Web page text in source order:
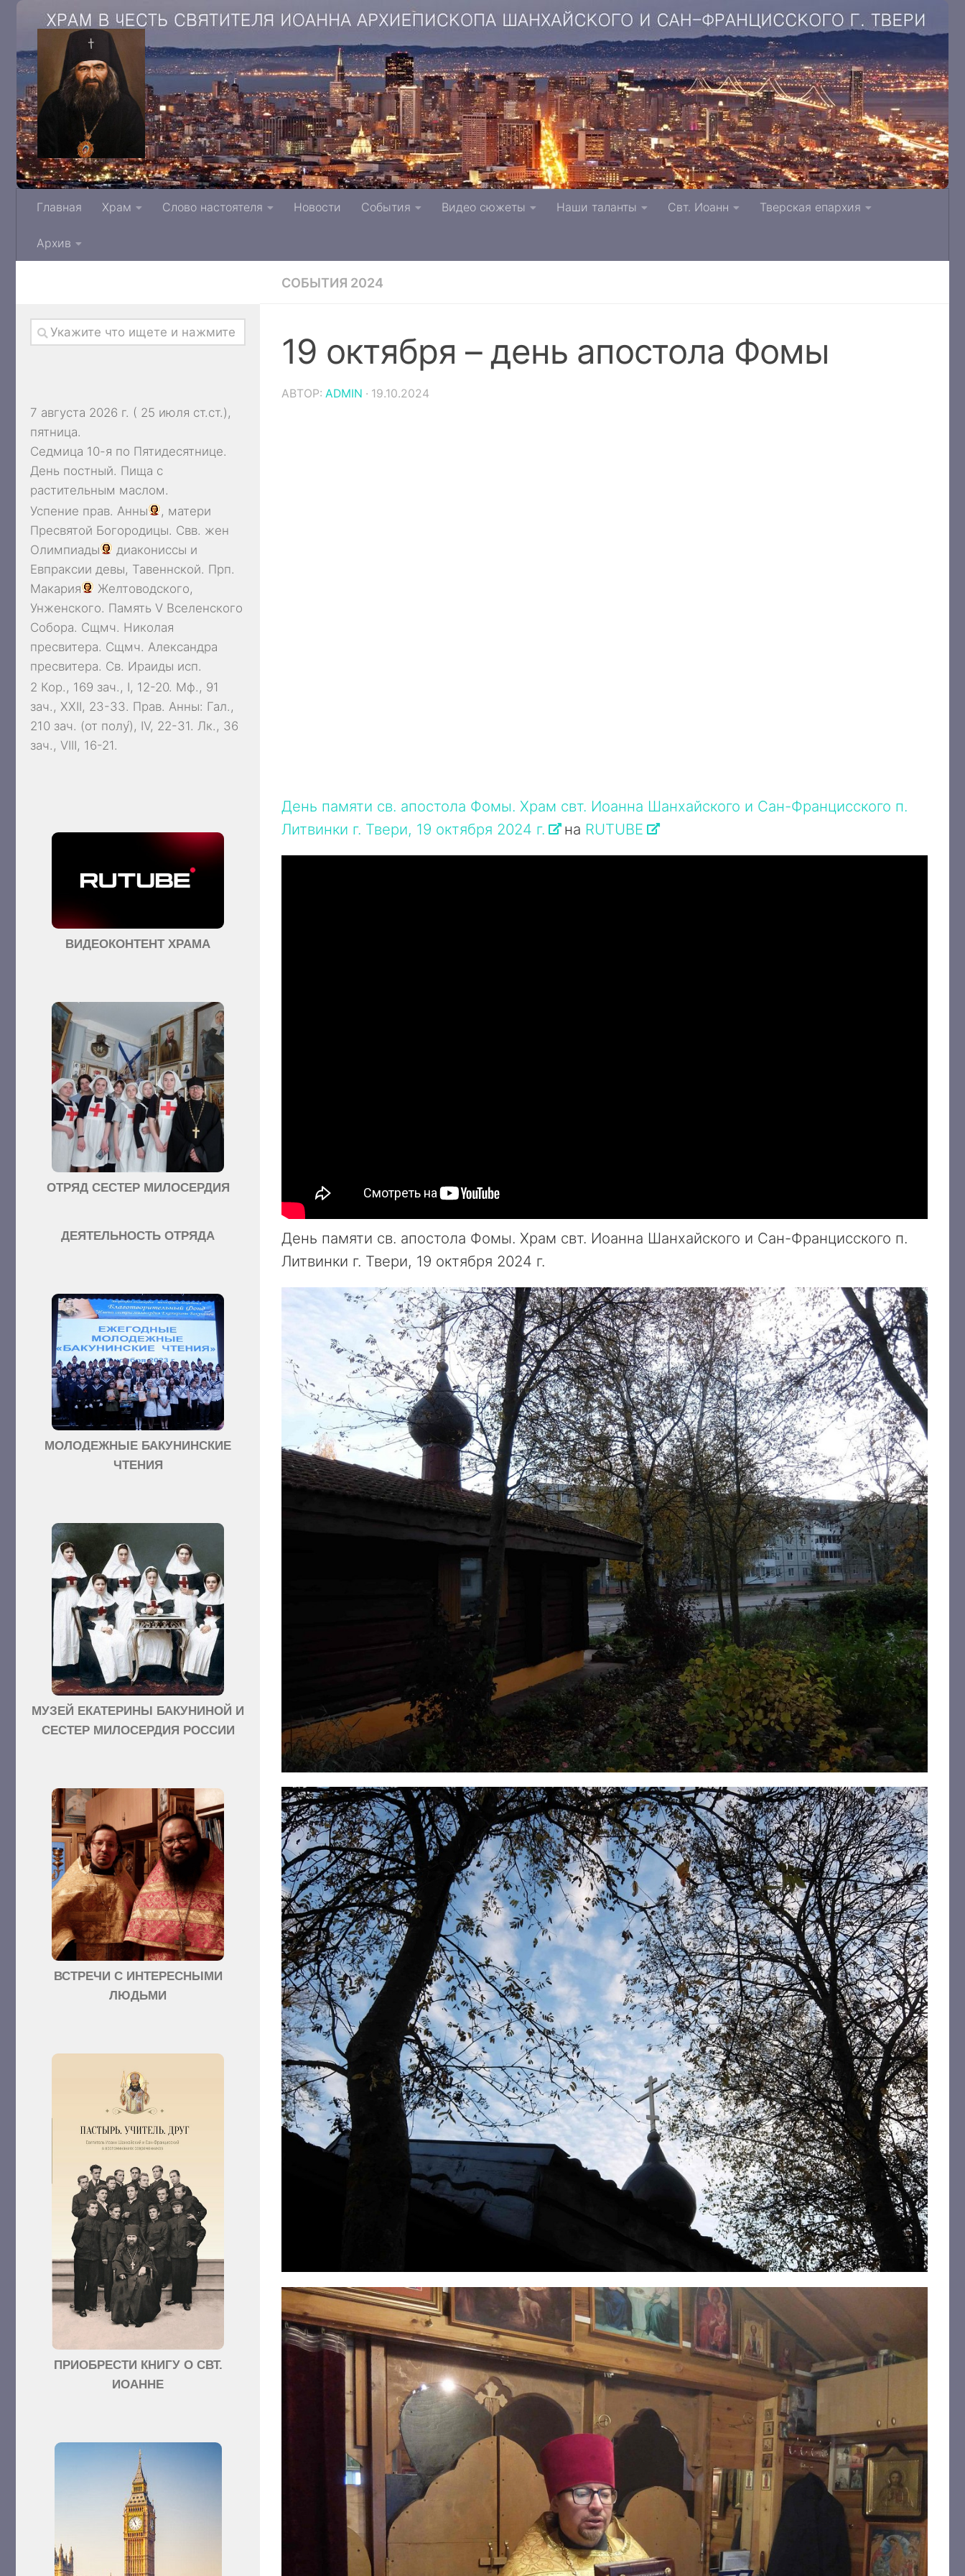
Храм в честь святителя Иоанна Архиепископа Шанхайского и Сан-Францисского г. Тверь п. Литвинки Тверская и Кашинская епархия
Тверской митрополии Русской Православной Церкви
Главная Храм Слово настоятеля Новости События Видео сюжеты Наши таланты Свт. Иоанн Тверская епархия
Архив
СОБЫТИЯ 2024
19 октября – день апостола Фомы
АВТОР: ADMIN · 19.10.2024
День памяти св. апостола Фомы. Храм свт. Иоанна Шанхайского и Сан-Францисского п.
Литвинки г. Твери, 19 октября 2024 г.
на RUTUBE
День памяти св. апостола Фомы. Храм свт. Иоанна Шанхайского и Сан-Францисского п.
Литвинки г. Твери, 19 октября 2024 г.
7 августа 2026 г. ( 25 июля ст.ст.),
пятница.
Седмица 10-я по Пятидесятнице.
День постный. Пища с
растительным маслом.
Успение прав. Анны
, матери
Пресвятой Богородицы. Свв. жен
Олимпиады
диакониссы и
Евпраксии девы, Тавеннской. Прп.
Макария
Желтоводского,
Унженского. Память V Вселенского
Собора. Сщмч. Николая
пресвитера. Сщмч. Александра
пресвитера. Св. Ираиды исп.
2 Кор., 169 зач., I, 12-20. Мф., 91
зач., XXII, 23-33. Прав. Анны: Гал.,
210 зач. (от полу́), IV, 22-31. Лк., 36
зач., VIII, 16-21.
ВИДЕОКОНТЕНТ ХРАМА
ОТРЯД СЕСТЕР МИЛОСЕРДИЯ
ДЕЯТЕЛЬНОСТЬ ОТРЯДА
МОЛОДЕЖНЫЕ БАКУНИНСКИЕ
ЧТЕНИЯ
МУЗЕЙ ЕКАТЕРИНЫ БАКУНИНОЙ И
СЕСТЕР МИЛОСЕРДИЯ РОССИИ
ВСТРЕЧИ С ИНТЕРЕСНЫМИ
ЛЮДЬМИ
ПРИОБРЕСТИ КНИГУ О СВТ.
ИОАННЕ